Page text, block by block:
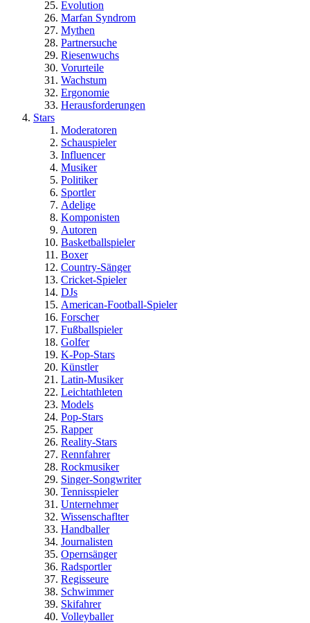
Evolution
Marfan Syndrom
Mythen
Partnersuche
Riesenwuchs
Vorurteile
Wachstum
Ergonomie
Herausforderungen
Stars
Moderatoren
Schauspieler
Influencer
Musiker
Politiker
Sportler
Adelige
Komponisten
Autoren
Basketballspieler
Boxer
Country-Sänger
Cricket-Spieler
DJs
American-Football-Spieler
Forscher
Fußballspieler
Golfer
K-Pop-Stars
Künstler
Latin-Musiker
Leichtathleten
Models
Pop-Stars
Rapper
Reality-Stars
Rennfahrer
Rockmusiker
Singer-Songwriter
Tennisspieler
Unternehmer
Wissenschaflter
Handballer
Journalisten
Opernsänger
Radsportler
Regisseure
Schwimmer
Skifahrer
Volleyballer